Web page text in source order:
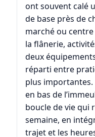
ont souvent calé
de base près de
marché ou
la flânerie,
deux
réparti entre
plus importantes.
en bas de
boucle de vie qui
semaine, en
trajet et les